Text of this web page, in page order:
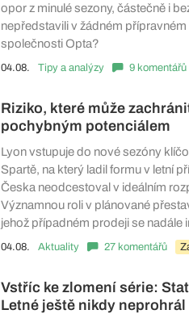
opor z minulé sezony, částečně i
nepředstavili v žádném
společnosti Opta?
04.08. Tipy a analýzy 9 komentářů
Riziko, které může
pochybným potenciálem
Lyon vstupuje do nové sezóny
Spartě, na který ladil formu v letní
Česka neodcestoval v ideálním
Významnou roli v plánované
jehož případném prodeji se nadále
04.08. Aktuality 27 komentářů
Vstříc ke zlomení série:
Letné ještě nikdy neprohrál